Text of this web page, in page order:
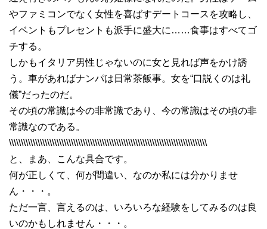
やファミコンでなく女性を喜ばすデートコースを攻略し、
イベントもプレセントも派手に盛大に……食事はすべてゴ
チする。
しかもイタリア男性じゃないのに女と見れば声をかけ誘
う。車があればナンパは日常茶飯事。女を“口説くのは礼
儀”だったのだ。
その頃の常識は今の非常識であり、今の常識はその頃の非
常識なのである。
\\\\\\\\\\\\\\\\\\\\\\\\\\\\\\\\\\\\\\\\\\\\\\\\\\\\\\\\\\\\\\\\\\\\\\\\\\\\\\\\\\\
と、まあ、こんな具合です。
何が正しくて、何が間違い、なのか私には分かりませ
ん・・・。
ただ一言、言えるのは、いろいろな経験をしてみるのは良
いのかもしれません・・・。